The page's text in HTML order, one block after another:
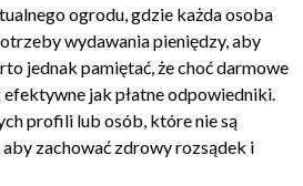
ogrodu, gdzie każda osoba
wydawania pieniędzy, aby
jednak pamiętać, że choć darmowe
jak płatne odpowiedniki.
profili lub osób, które nie są
zachować zdrowy rozsądek i